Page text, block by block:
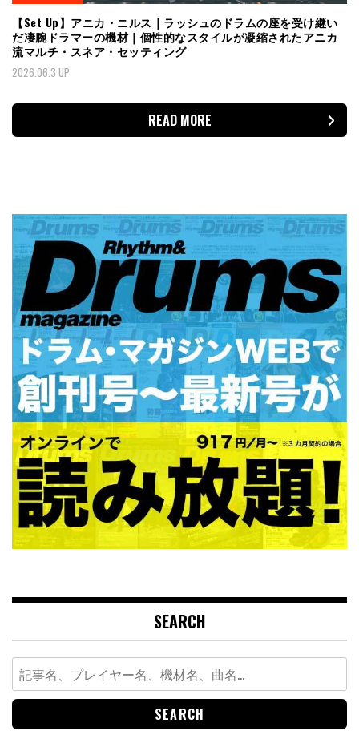
【Set Up】アニカ・ニルス｜ラッシュのドラムの座を受け継い
だ凄腕ドラマーの機材｜個性的なスタイルが凝縮されたアニカ
流マルチ・スネア・セッティング
2026.06.3 UP
READ MORE
SEARCH
Search
for: